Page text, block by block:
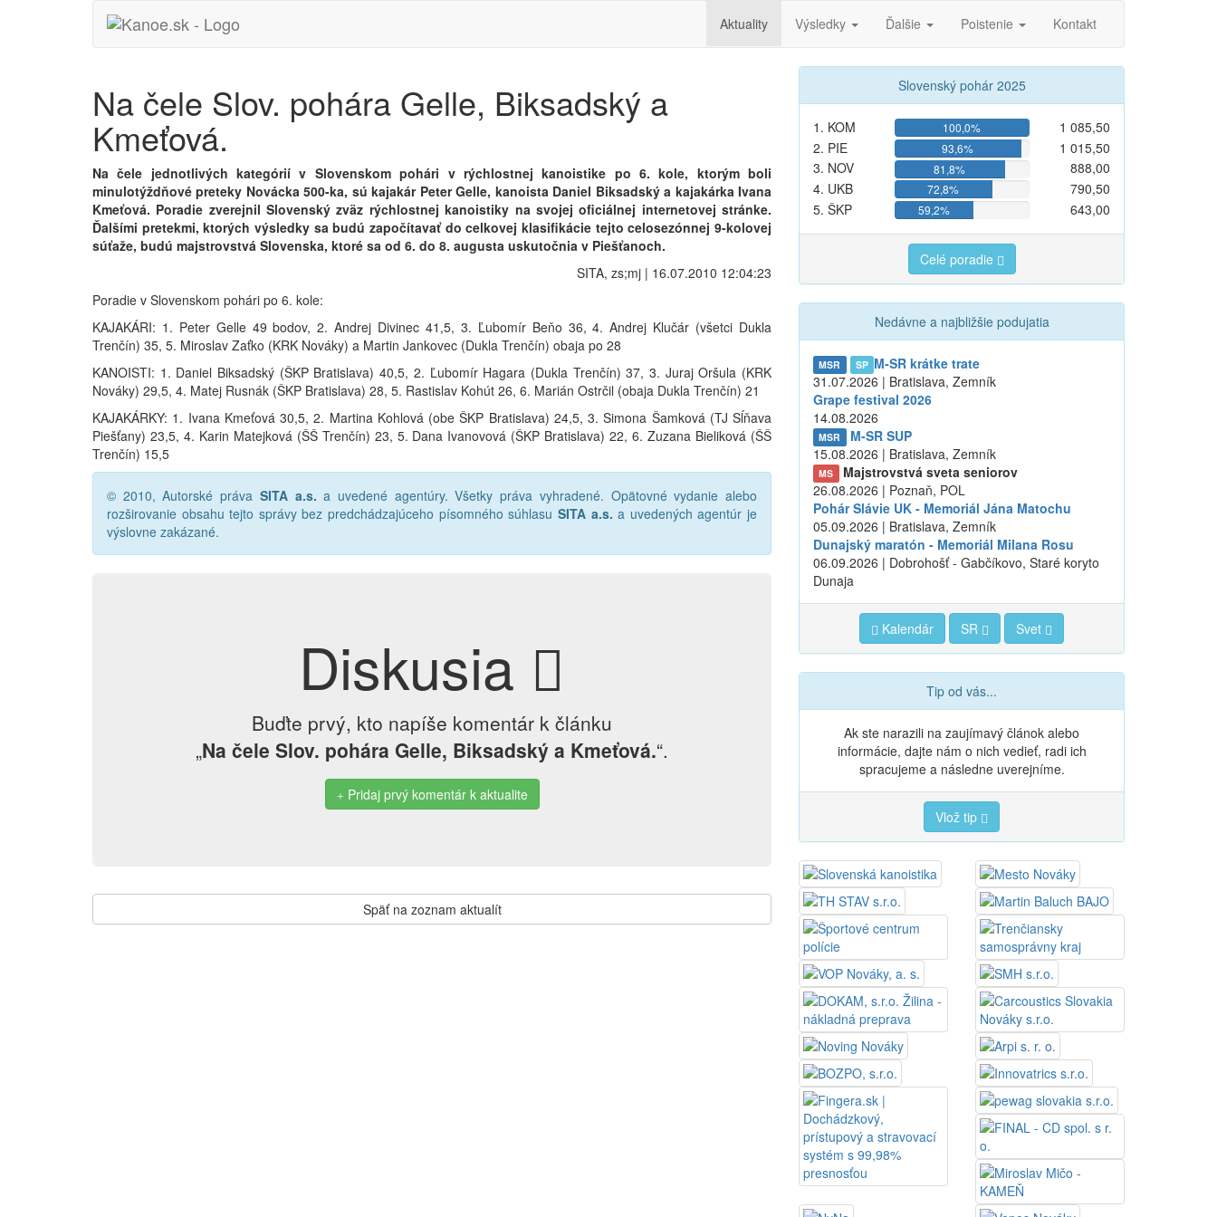
Aktuality Výsledky Ďalšie Poistenie Kontakt
Na čele Slov. pohára Gelle, Biksadský a
Kmeťová.
Na čele jednotlivých kategórií v Slovenskom pohári v rýchlostnej kanoistike po 6. kole, ktorým boli
minulotýždňové preteky Novácka 500-ka, sú kajakár Peter Gelle, kanoista Daniel Biksadský a kajakárka Ivana
Kmeťová. Poradie zverejnil Slovenský zväz rýchlostnej kanoistiky na svojej oficiálnej internetovej stránke.
Ďalšími pretekmi, ktorých výsledky sa budú započítavať do celkovej klasifikácie tejto celosezónnej 9-kolovej
súťaže, budú majstrovstvá Slovenska, ktoré sa od 6. do 8. augusta uskutočnia v Piešťanoch.
SITA, zs;mj | 16.07.2010 12:04:23
Poradie v Slovenskom pohári po 6. kole:
KAJAKÁRI: 1. Peter Gelle 49 bodov, 2. Andrej Divinec 41,5, 3. Ľubomír Beňo 36, 4. Andrej Klučár (všetci Dukla
Trenčín) 35, 5. Miroslav Zaťko (KRK Nováky) a Martin Jankovec (Dukla Trenčín) obaja po 28
KANOISTI: 1. Daniel Biksadský (ŠKP Bratislava) 40,5, 2. Ľubomír Hagara (Dukla Trenčín) 37, 3. Juraj Oršula (KRK
Nováky) 29,5, 4. Matej Rusnák (ŠKP Bratislava) 28, 5. Rastislav Kohút 26, 6. Marián Ostrčil (obaja Dukla Trenčín) 21
KAJAKÁRKY: 1. Ivana Kmeťová 30,5, 2. Martina Kohlová (obe ŠKP Bratislava) 24,5, 3. Simona Šamková (TJ Sĺňava
Piešťany) 23,5, 4. Karin Matejková (ŠŠ Trenčín) 23, 5. Dana Ivanovová (ŠKP Bratislava) 22, 6. Zuzana Bieliková (ŠŠ
Trenčín) 15,5
© 2010, Autorské práva SITA a.s. a uvedené agentúry. Všetky práva vyhradené. Opätovné vydanie alebo
rozširovanie obsahu tejto správy bez predchádzajúceho písomného súhlasu SITA a.s. a uvedených agentúr je
výslovne zakázané.
Diskusia
Buďte prvý, kto napíše komentár k článku
„Na čele Slov. pohára Gelle, Biksadský a Kmeťová.“.
Pridaj prvý komentár k aktualite
Späť na zoznam aktualít
Slovenský pohár 2025
1. KOM 100,0%
1 085,50
2. PIE
93,6%
1 015,50
3. NOV
81,8%
888,00
4. UKB
72,8%
790,50
5. ŠKP
59,2% 643,00
Celé poradie
Nedávne a najbližšie podujatia
MSR SP M-SR krátke trate
31.07.2026 | Bratislava, Zemník
Grape festival 2026
14.08.2026
MSR
M-SR SUP
15.08.2026 | Bratislava, Zemník
MS
Majstrovstvá sveta seniorov
26.08.2026 | Poznaň, POL
Pohár Slávie UK - Memoriál Jána Matochu
05.09.2026 | Bratislava, Zemník
Dunajský maratón - Memoriál Milana Rosu
06.09.2026 | Dobrohošť - Gabčíkovo, Staré koryto
Dunaja
Kalendár SR Svet
Tip od vás...
Ak ste narazili na zaujímavý článok alebo
informácie, dajte nám o nich vedieť, radi ich
spracujeme a následne uverejníme.
Vlož tip